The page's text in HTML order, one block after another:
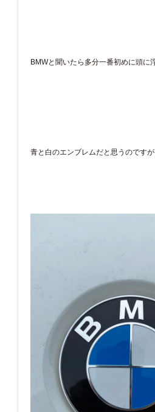
BMWと聞いたら多分一番初めに頭に
青と白のエンブレムだと思うのですが